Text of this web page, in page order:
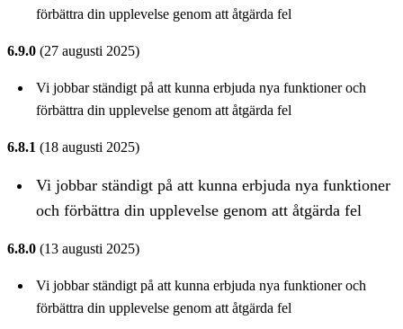
förbättra din upplevelse genom att åtgärda fel
6.9.0 (27 augusti 2025)
Vi jobbar ständigt på att kunna erbjuda nya funktioner och
förbättra din upplevelse genom att åtgärda fel
6.8.1 (18 augusti 2025)
Vi jobbar ständigt på att kunna erbjuda nya funktioner
och förbättra din upplevelse genom att åtgärda fel
6.8.0 (13 augusti 2025)
Vi jobbar ständigt på att kunna erbjuda nya funktioner och
förbättra din upplevelse genom att åtgärda fel